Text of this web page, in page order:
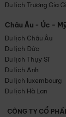
Du lịch Trương Gia
Châu Âu - Úc -
Du lịch Châu Âu
Du lịch Đức
Du lịch Thụy Sĩ
Du lịch Anh
Du lịch luxembourg
Du lịch Hà Lan
CÔNG TY CỔ